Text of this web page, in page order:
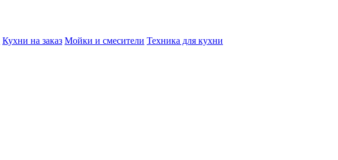
Кухни на заказ Мойки и смесители Техника для кухни